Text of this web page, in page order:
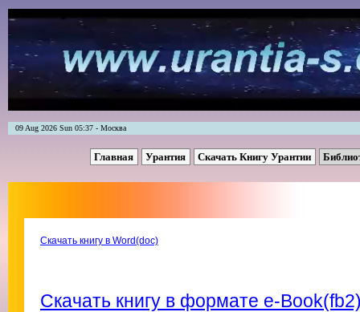
09 Aug 2026 Sun 05:37 - Москва
Главная Урантия Скачать Книгу Урантии
Скачать книгу в Word(doc)
Скачать книгу в формате e-